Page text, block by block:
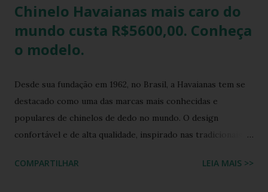
Chinelo Havaianas mais caro do
mundo custa R$5600,00. Conheça
o modelo.
Desde sua fundação em 1962, no Brasil, a Havaianas tem se
destacado como uma das marcas mais conhecidas e
populares de chinelos de dedo no mundo. O design
confortável e de alta qualidade, inspirado nas tradicionais
coração dos consumidores em todo o mundo. Hoje, a marca
COMPARTILHAR LEIA MAIS >>